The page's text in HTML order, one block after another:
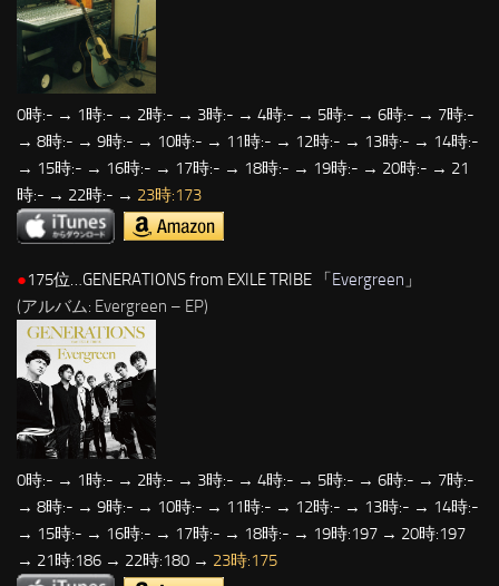
0時:- → 1時:- → 2時:- → 3時:- → 4時:- → 5時:- → 6時:- → 7時:-
→ 8時:- → 9時:- → 10時:- → 11時:- → 12時:- → 13時:- → 14時:-
→ 15時:- → 16時:- → 17時:- → 18時:- → 19時:- → 20時:- → 21
時:- → 22時:- → 23時:173
●175位…GENERATIONS from EXILE TRIBE 「Evergreen 」
(アルバム: Evergreen – EP)
0時:- → 1時:- → 2時:- → 3時:- → 4時:- → 5時:- → 6時:- → 7時:-
→ 8時:- → 9時:- → 10時:- → 11時:- → 12時:- → 13時:- → 14時:-
→ 15時:- → 16時:- → 17時:- → 18時:- → 19時:197 → 20時:197
→ 21時:186 → 22時:180 → 23時:175